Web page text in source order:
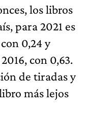
los libros
para 2021 es
0,24 y
con 0,63.
de tiradas y
más lejos